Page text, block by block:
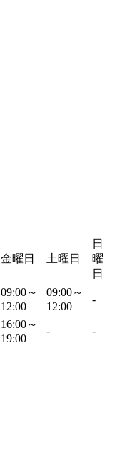
金曜日 土曜日
日
曜
日
09:00～
12:00
09:00～
12:00
-
16:00～
19:00
- -